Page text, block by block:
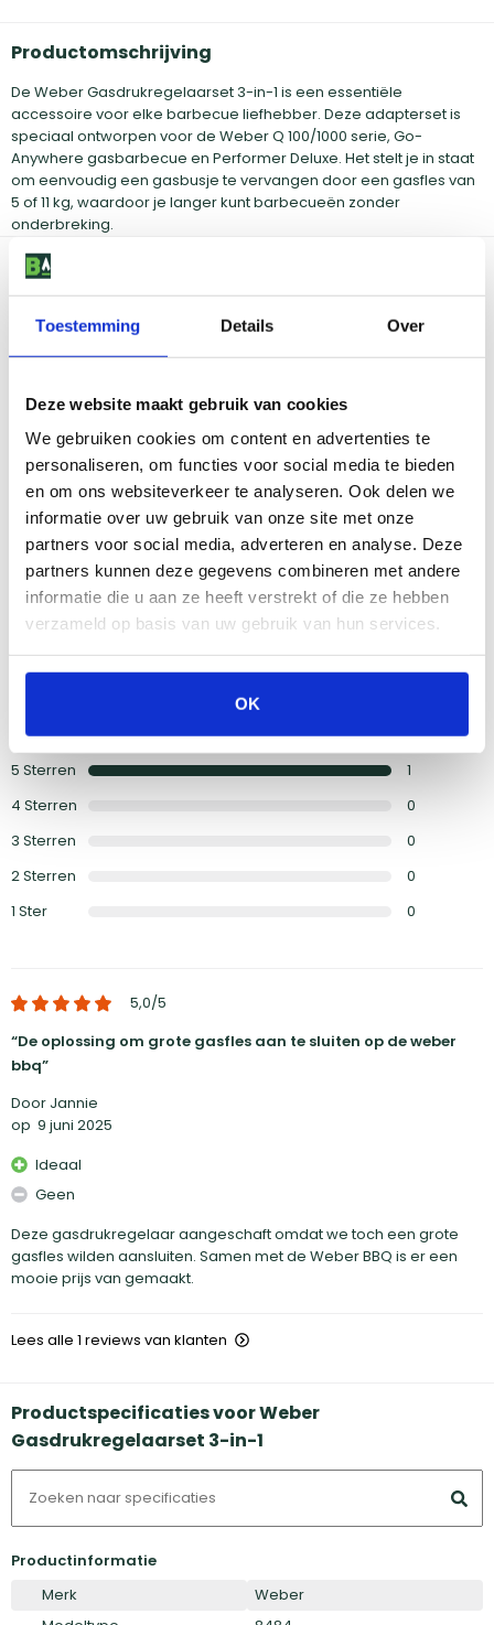
Toestemming Details Over
Deze website maakt gebruik van cookies
We gebruiken cookies om content en advertenties te
personaliseren, om functies voor social media te bieden
en om ons websiteverkeer te analyseren. Ook delen we
informatie over uw gebruik van onze site met onze
partners voor social media, adverteren en analyse. Deze
partners kunnen deze gegevens combineren met andere
informatie die u aan ze heeft verstrekt of die ze hebben
verzameld op basis van uw gebruik van hun services.
OK
Productomschrijving
De Weber Gasdrukregelaarset 3-in-1 is een essentiële
accessoire voor elke barbecue liefhebber. Deze adapterset is
speciaal ontworpen voor de Weber Q 100/1000 serie, Go-
Anywhere gasbarbecue en Performer Deluxe. Het stelt je in staat
om eenvoudig een gasbusje te vervangen door een gasfles van
5 of 11 kg, waardoor je langer kunt barbecueën zonder
onderbreking.
Bekijk dit product in onze winkels
Den Bosch
Duiven
Naarden
Vind onze winkels
Reviews
5,0 5,0/5 (1 reviews)
5 Sterren
1
4 Sterren
0
3 Sterren
0
2Sterren
0
1 Ster 0
5,0/5
De oplossing om grote gasfles aan te sluiten op de weber
bbq
Door Jannie
op 9 juni 2025
Ideaal
Geen
Deze gasdrukregelaar aangeschaft omdat we toch een grote
gasfles wilden aansluiten. Samen met de Weber BBQ is er een
mooie prijs van gemaakt.
Lees alle 1 reviews van klanten
Productspecificaties voor Weber
Gasdrukregelaarset 3-in-1
Productinformatie
Merk
Weber